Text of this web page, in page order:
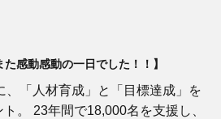
た感動感動の一日でした！！】
、「人材育成」と「目標達成」を
。 23年間で18,000名を支援し、